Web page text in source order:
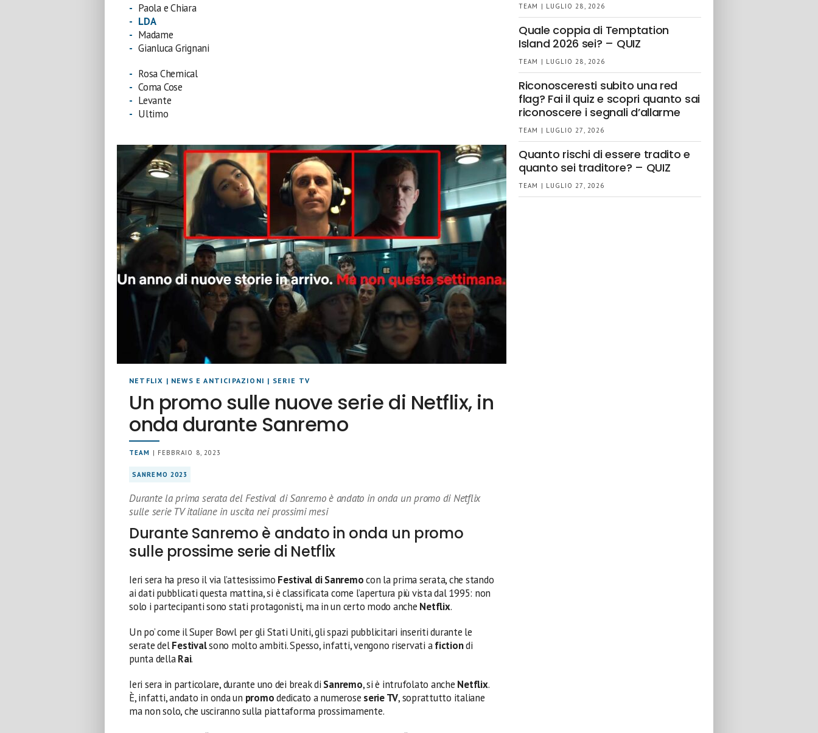
Paola e Chiara
LDA
Madame
Gianluca Grignani
Rosa Chemical
Coma Cose
Levante
Ultimo
NETFLIX | NEWS E ANTICIPAZIONI | SERIE TV
Un promo sulle nuove serie di Netflix, in
onda durante Sanremo
TEAM | FEBBRAIO 8, 2023
SANREMO 2023
Durante la prima serata del Festival di Sanremo è andato in onda un promo di Netflix
sulle serie TV italiane in uscita nei prossimi mesi
Durante Sanremo è andato in onda un promo
sulle prossime serie di Netflix
Ieri sera ha preso il via l’attesissimo Festival di Sanremocon la prima serata, che stando
ai dati pubblicati questa mattina, si è classificata come l’apertura più vista dal 1995: non
solo i partecipanti sono stati protagonisti, ma in un certo modo anche Netflix.
Un po’ come il Super Bowl per gli Stati Uniti, gli spazi pubblicitari inseriti durante le
serate delFestivalsono molto ambiti. Spesso, infatti, vengono riservati afictiondi
punta dellaRai.
Ieri sera in particolare, durante uno dei break di Sanremo, si è intrufolato anche Netflix.
È, infatti, andato in onda un promodedicato a numerose serie TV, soprattutto italiane
ma non solo, che usciranno sulla piattaforma prossimamente.
TEAM | LUGLIO 28, 2026
Quale coppia di Temptation
Island 2026 sei? – QUIZ
TEAM | LUGLIO 28, 2026
Riconosceresti subito una red
flag? Fai il quiz e scopri quanto sai
riconoscere i segnali d’allarme
TEAM | LUGLIO 27, 2026
Quanto rischi di essere tradito e
quanto sei traditore? – QUIZ
TEAM | LUGLIO 27, 2026